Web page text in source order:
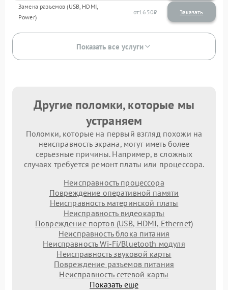
Замена разъемов (USB, HDMI,
Power)
1650
Показать все услуги
Другие поломки, которые мы
устраняем
Поломки, которые на первый взгляд похожи на
неисправность экрана, могут иметь более
серьезные причины. Например, в сложных
случаях требуется ремонт платы или процессора.
Неисправность процессора
Повреждение оперативной памяти
Неисправность материнской платы
Неисправность видеокарты
Повреждение портов (USB, HDMI, Ethernet)
Неисправность блока питания
Неисправность Wi-Fi/Bluetooth модуля
Неисправность звуковой карты
Повреждение разъемов питания
Неисправность сетевой карты
Показать еще